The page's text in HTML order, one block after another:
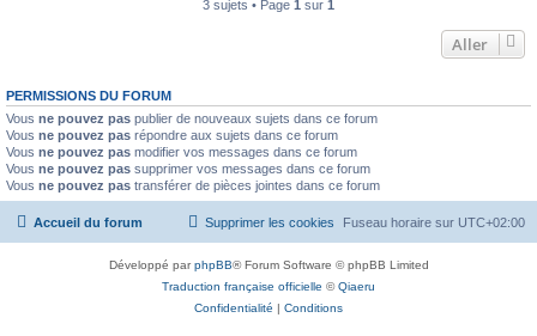
3 sujets • Page 1 sur 1
Aller
PERMISSIONS DU FORUM
Vous ne pouvez pas publier de nouveaux sujets dans ce forum
Vous ne pouvez pas répondre aux sujets dans ce forum
Vous ne pouvez pas modifier vos messages dans ce forum
Vous ne pouvez pas supprimer vos messages dans ce forum
Vous ne pouvez pas transférer de pièces jointes dans ce forum
Accueil du forum Fuseau horaire sur UTC+02:00
Supprimer les cookies
Développé parphpBB® Forum Software © phpBB Limited
Traduction française officielle ©Qiaeru
Confidentialité | Conditions